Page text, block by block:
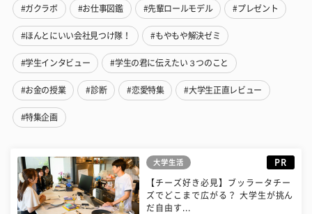
#ガクラボ #お仕事図鑑 #先輩ロールモデル #プレゼント
#ほんとにいい会社見つけ隊！ #もやもや解決ゼミ
#学生インタビュー #学生の君に伝えたい３つのこと
#お金の授業 #診断 #恋愛特集 #大学生正直レビュー
#特集企画
大学生活 PR
【チーズ好き必見】ブッラータチー
ズでどこまで広がる？ 大学生が挑ん
だ自由す...